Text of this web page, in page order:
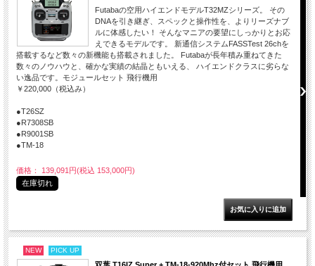
Futabaの空用ハイエンドモデルT32MZシリーズ。 その
DNAを引き継ぎ、スペックと操作性を、よりリーズナブ
ルに体感したい！ そんなマニアの要望にしっかりとお応
えできるモデルです。 新通信システムFASSTest 26chを
搭載するなど数々の新機能も搭載されました。 Futabaが長年積み重ねてきた
数々のノウハウと、確かな実績の結晶ともいえる、 ハイエンドクラスに劣らな
い逸品です。モジュールセット 飛行機用
￥220,000（税込み）
●T26SZ
●R7308SB
●R9001SB
●TM-18
価格： 139,091円(税込 153,000円)
在庫切れ
NEW PICK UP